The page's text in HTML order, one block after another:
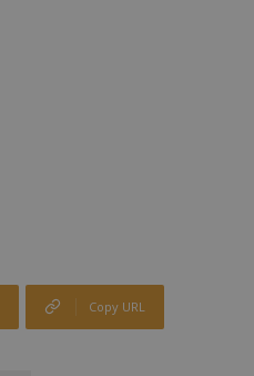
Copy URL